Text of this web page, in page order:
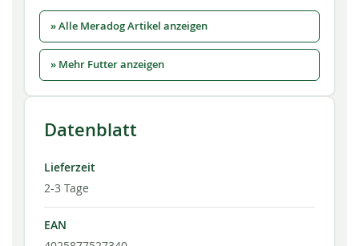
» Alle Meradog Artikel anzeigen
» Mehr Futter anzeigen
Datenblatt
Lieferzeit
2-3 Tage
EAN